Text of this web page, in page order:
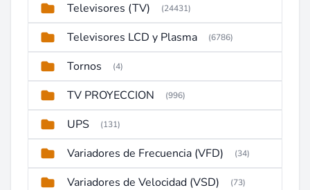
Televisores (TV) (24431)
Televisores LCD y Plasma (6786)
Tornos (4)
TV PROYECCION (996)
UPS (131)
Variadores de Frecuencia (VFD) (34)
Variadores de Velocidad (VSD) (73)